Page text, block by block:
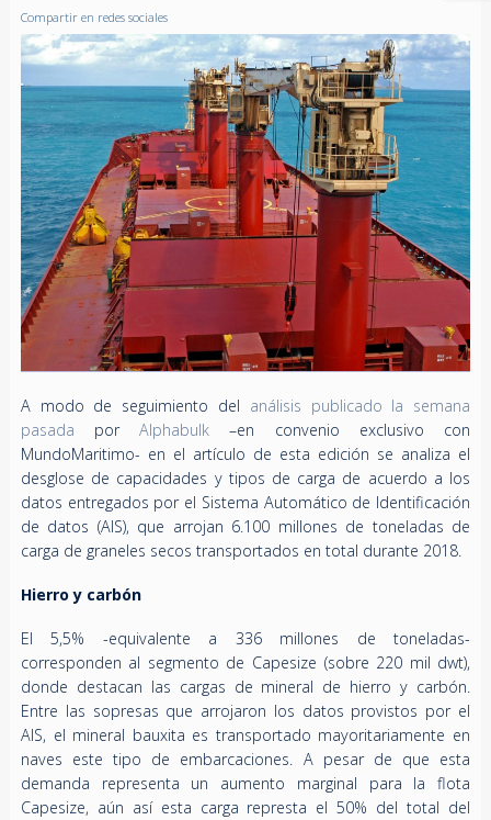
Compartir en redes sociales
A modo de seguimiento del análisis publicado la semana
pasada porAlphabulk –en convenio exclusivo con
MundoMaritimo- en el artículo de esta edición se analiza el
desglose de capacidades y tipos de carga de acuerdo a los
datos entregados por el Sistema Automático de Identificación
de datos (AIS), que arrojan 6.100 millones de toneladas de
carga de graneles secos transportados en total durante 2018.
Hierro y carbón
El 5,5% -equivalente a 336 millones de toneladas-
corresponden al segmento de Capesize (sobre 220 mil dwt),
donde destacan las cargas de mineral de hierro y carbón.
Entre las sopresas que arrojaron los datos provistos por el
AIS, el mineral bauxita es transportado mayoritariamente en
naves este tipo de embarcaciones. A pesar de que esta
demanda representa un aumento marginal para la flota
Capesize, aún así esta carga represta el 50% del total del